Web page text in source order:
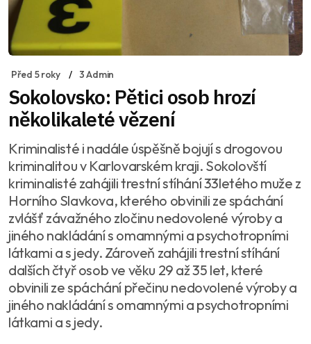
Před 5 roky 3 Admin
Sokolovsko: Pětici osob hrozí
několikaleté vězení
Kriminalisté i nadále úspěšně bojují s drogovou
kriminalitou v Karlovarském kraji. Sokolovští
kriminalisté zahájili trestní stíhání 33letého muže z
Horního Slavkova, kterého obvinili ze spáchání
zvlášť závažného zločinu nedovolené výroby a
jiného nakládání s omamnými a psychotropními
látkami a s jedy. Zároveň zahájili trestní stíhání
dalších čtyř osob ve věku 29 až 35 let, které
obvinili ze spáchání přečinu nedovolené výroby a
jiného nakládání s omamnými a psychotropními
látkami a s jedy.